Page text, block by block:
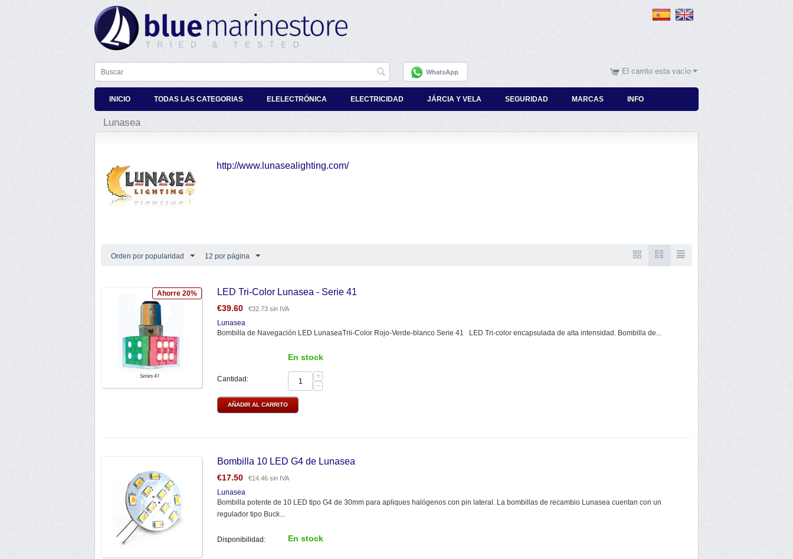
WhatsApp El carrito esta vacío
INICIO TODAS LAS CATEGORIAS ELELECTRÓNICA ELECTRICIDAD JÁRCIA Y VELA SEGURIDAD MARCAS INFO
Lunasea
http://www.lunasealighting.com/
Orden por popularidad 12 por página
Ahorre 20% LED Tri-Color Lunasea - Serie 41
€39.60 €32.73 sin IVA
Lunasea
Bombilla de Navegación LED LunaseaTrii-Color Rojo-Verde-blanco Serie 41 LED Tri-color encapsulada de alta intensidad. Bombilla de...
En stock
Cantidad:
+
−
AÑADIR AL CARRITO
Bombilla 10 LED G4 de Lunasea
€17.50 €14.46 sin IVA
Lunasea
Bombilla potente de 10 LED tipo G4 de 30mm para apliques halógenos con pin lateral. La bombillas de recambio Lunasea cuentan con un
regulador tipo Buck...
Disponibilidad: En stock